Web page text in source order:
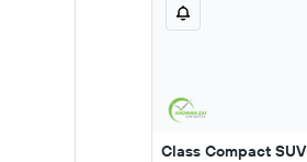
Class Compact SUV